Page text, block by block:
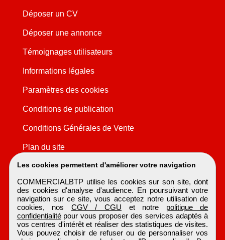
Les cookies permettent d'améliorer votre navigation
COMMERCIALBTP utilise les cookies sur son site, dont
des cookies d'analyse d'audience. En poursuivant votre
navigation sur ce site, vous acceptez notre utilisation de
cookies, nos CGV / CGU et notre politique de
confidentialitépour vous proposer des services adaptés à
vos centres d'intérêt et réaliser des statistiques de visites.
Vous pouvez choisir de refuser ou de personnaliser vos
Déposer un CV
Déposer une annonce
Témoignages utilisateurs
Informations légales
Paramètres des cookies
Conditions de publication
Conditions Générales de Vente
Plan du site